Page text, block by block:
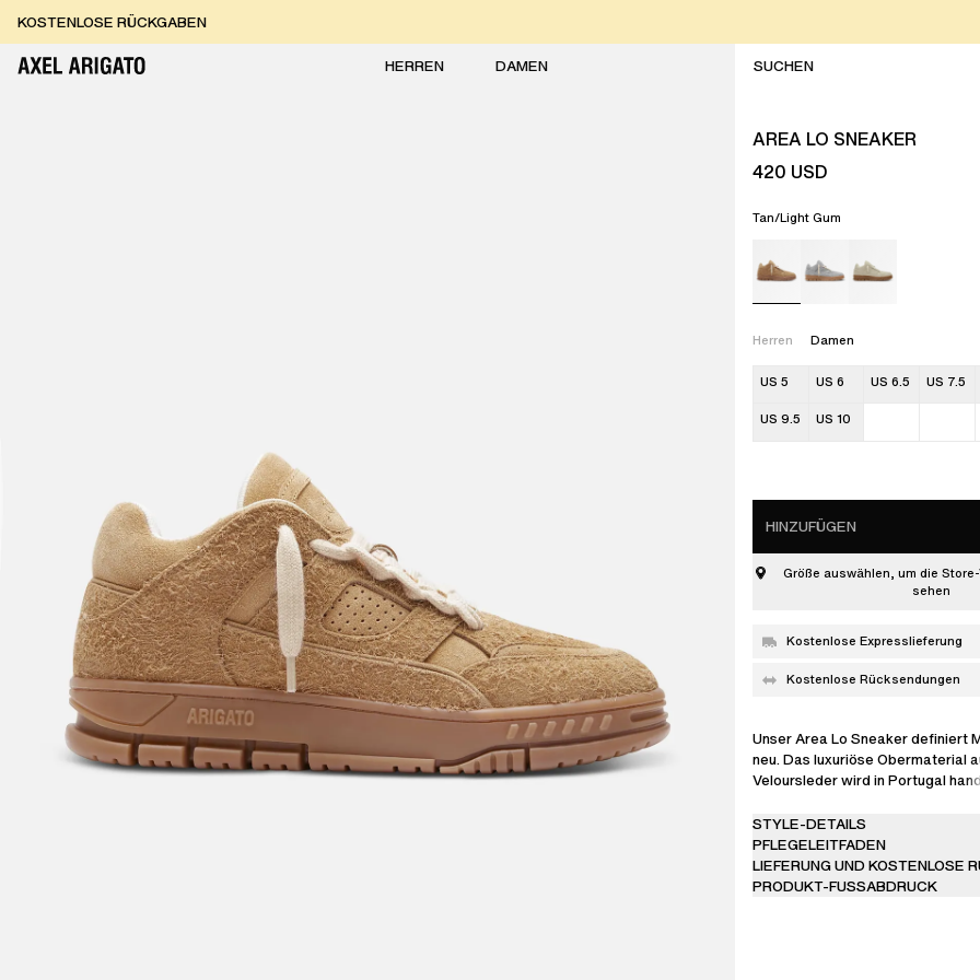
Zum Inhalt springen
KOSTENLOSE RÜCKGABEN
KOSTENLOSE EXPRESSLIEFERUNG
HERREN
DAMEN
AREA LO SNEAKER
420 USD
Tan/Light Gum
Herren Damen
US 5 US 6 US 6.5 US 7.5
US 9.5 US 10
HINZUFÜGEN
Größe auswählen, um die
sehen
Kostenlose Expresslieferung
Kostenlose Rücksendungen
Unser Area Lo Sneaker definiert
neu. Das luxuriöse Obermaterial
Veloursleder wird in Portugal
dezentes goldfarbenes Folien-
Dieser Sneaker basiert auf einer
strapazierfähigen Sohle aus 100
bereichert Ihre tägliche
STYLE-DETAILS
PFLEGELEITFADEN
LIEFERUNG UND KOSTENLOSE
PRODUKT-FUSSABDRUCK